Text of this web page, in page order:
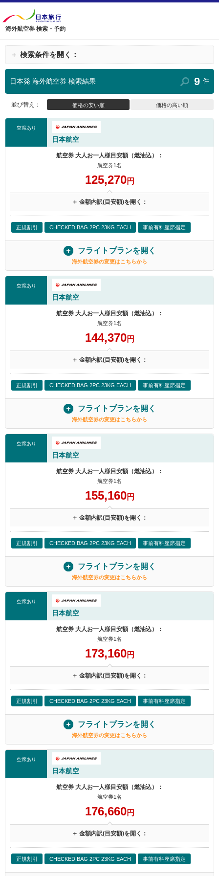
海外航空券 検索・予約
＋ 検索条件を開く：
日本発 海外航空券 検索結果 9 件
並び替え： 価格の安い順 価格の高い順
空席あり
日本航空
航空券 大人お一人様目安額（燃油込）：
航空券1名
125,270円
＋ 金額内訳(目安額)を開く：
正規割引 CHECKED BAG 2PC 23KG EACH 事前有料座席指定
フライトプランを開く
海外航空券の変更はこちらから
空席あり
日本航空
航空券 大人お一人様目安額（燃油込）：
航空券1名
144,370円
＋ 金額内訳(目安額)を開く：
正規割引 CHECKED BAG 2PC 23KG EACH 事前有料座席指定
フライトプランを開く
海外航空券の変更はこちらから
空席あり
日本航空
航空券 大人お一人様目安額（燃油込）：
航空券1名
155,160円
＋ 金額内訳(目安額)を開く：
正規割引 CHECKED BAG 2PC 23KG EACH 事前有料座席指定
フライトプランを開く
海外航空券の変更はこちらから
空席あり
日本航空
航空券 大人お一人様目安額（燃油込）：
航空券1名
173,160円
＋ 金額内訳(目安額)を開く：
正規割引 CHECKED BAG 2PC 23KG EACH 事前有料座席指定
フライトプランを開く
海外航空券の変更はこちらから
空席あり
日本航空
航空券 大人お一人様目安額（燃油込）：
航空券1名
176,660円
＋ 金額内訳(目安額)を開く：
正規割引 CHECKED BAG 2PC 23KG EACH 事前有料座席指定